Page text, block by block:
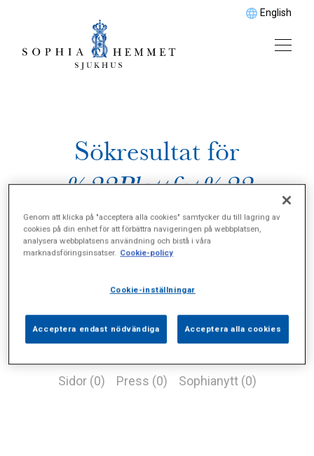
English
Sökresultat för
%22Plattfot%22
Sidor (0) Press (0) Sophianytt (0)
Genom att klicka på "acceptera alla cookies" samtycker du till lagring av
cookies på din enhet för att förbättra navigeringen på webbplatsen,
analysera webbplatsens användning och bistå i våra
marknadsföringsinsatser. Cookie-policy
Cookie-inställningar
Acceptera endast nödvändiga Acceptera alla cookies